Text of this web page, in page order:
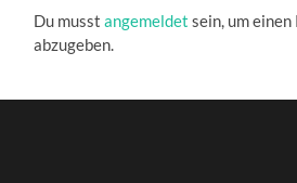
Du musstangemeldet sein, um
abzugeben.